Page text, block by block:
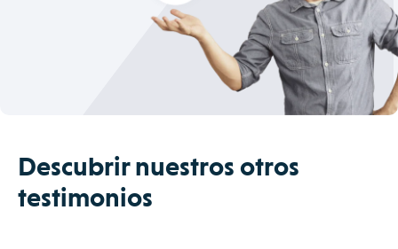
Descubrir nuestros otros
testimonios